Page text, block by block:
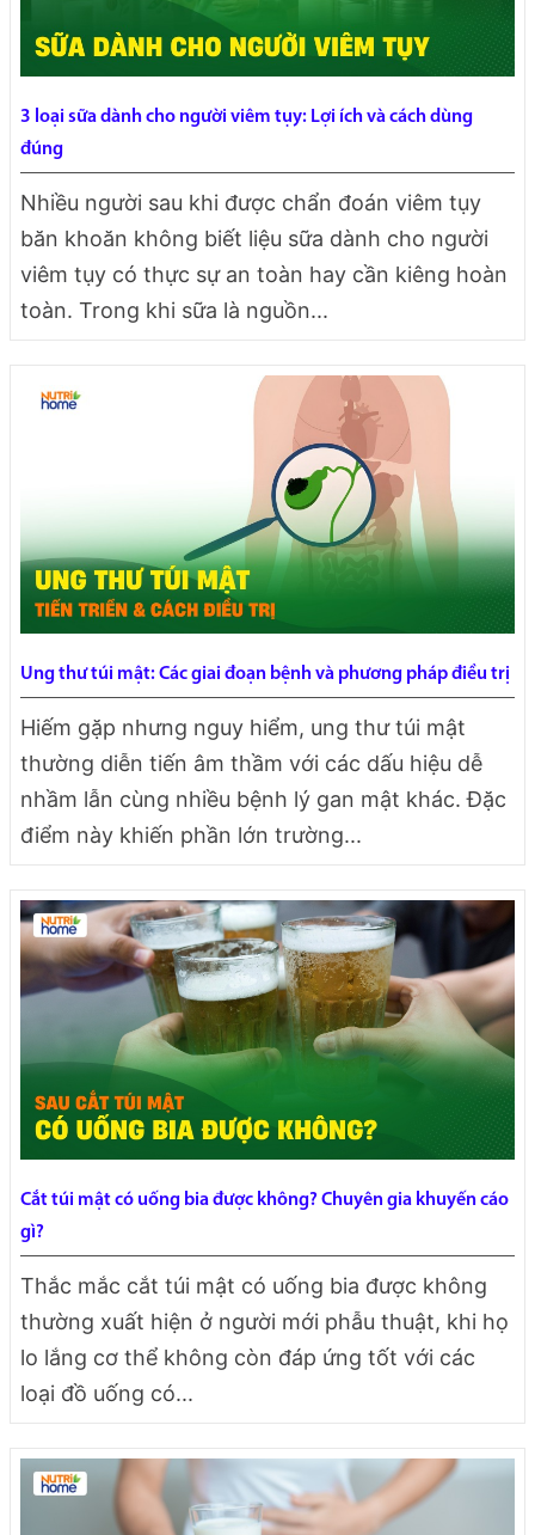
3 loại sữa dành cho người viêm tụy: Lợi ích và cách dùng
đúng
Nhiều người sau khi được chẩn đoán viêm tụy
băn khoăn không biết liệu sữa dành cho người
viêm tụy có thực sự an toàn hay cần kiêng hoàn
toàn. Trong khi sữa là nguồn...
Ung thư túi mật: Các giai đoạn bệnh và phương pháp điều trị
Hiếm gặp nhưng nguy hiểm, ung thư túi mật
thường diễn tiến âm thầm với các dấu hiệu dễ
nhầm lẫn cùng nhiều bệnh lý gan mật khác. Đặc
điểm này khiến phần lớn trường...
Cắt túi mật có uống bia được không? Chuyên gia khuyến cáo
gì?
Thắc mắc cắt túi mật có uống bia được không
thường xuất hiện ở người mới phẫu thuật, khi họ
lo lắng cơ thể không còn đáp ứng tốt với các
loại đồ uống có...